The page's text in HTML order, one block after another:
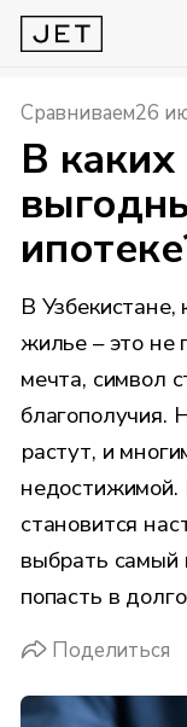
Сравниваем26
В
В Узбекистане,
жилье – это не
мечта, символ
благополучия.
растут, и
недостижимой.
становится
выбрать самый
попасть в
Поделиться